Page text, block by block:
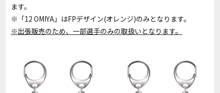
ます。
※「12 OMIYA」はFPデザイン(オレンジ)のみとなります。
※出張販売のため、一部選手のみの取扱いとなります。